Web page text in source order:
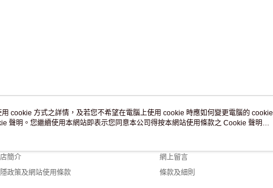
於我們
簡介
政策及網站使用條款
客戶服務
網上留言
條款及細則
cookie 方式之詳情，及若您不希望在電腦上使用 cookie 時應如何變更電腦的 cookie
聲明。您繼續使用本網站即表示您同意本公司得按本網站使用條款之 Cookie 聲明使